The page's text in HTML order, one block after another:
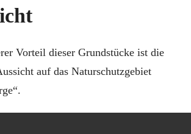
Vorteil dieser Grundstücke ist die
auf das Naturschutzgebiet